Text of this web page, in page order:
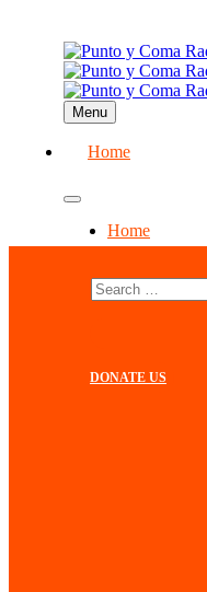
Menu
Home
Home
DONATE US